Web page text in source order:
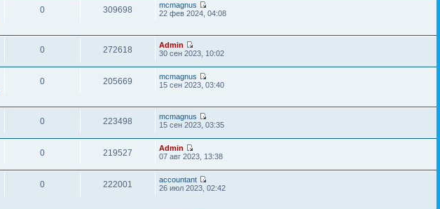
0 309698
mcmagnus
22 фев 2024, 04:08
0 272618
Admin
30 сен 2023, 10:02
0 205669
mcmagnus
15 сен 2023, 03:40
0 223498
mcmagnus
15 сен 2023, 03:35
0 219527
Admin
07 авг 2023, 13:38
0 222001
accountant
26 июл 2023, 02:42